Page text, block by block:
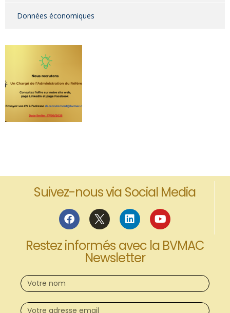
Données économiques
Suivez-nous via Social Media
Restez informés avec la BVMAC
Newsletter